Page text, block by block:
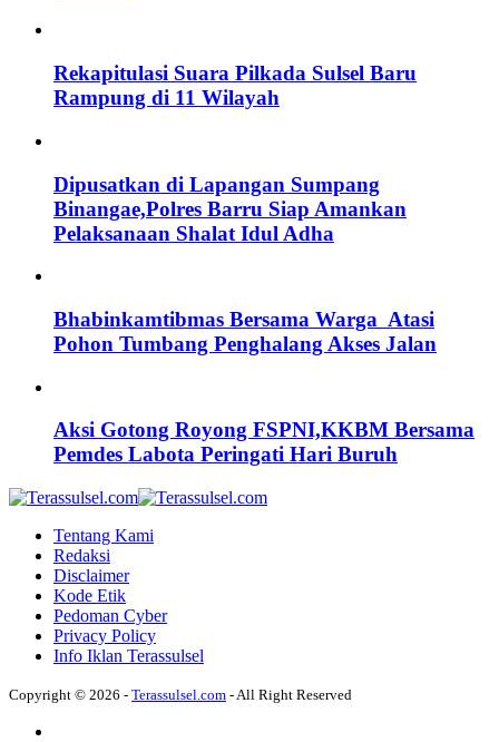
Rekapitulasi Suara Pilkada Sulsel Baru
Rampung di 11 Wilayah
Dipusatkan di Lapangan Sumpang
Binangae,Polres Barru Siap Amankan
Pelaksanaan Shalat Idul Adha
Bhabinkamtibmas Bersama Warga Atasi
Pohon Tumbang Penghalang Akses Jalan
Aksi Gotong Royong FSPNI,KKBM Bersama
Pemdes Labota Peringati Hari Buruh
Tentang Kami
Redaksi
Disclaimer
Kode Etik
Pedoman Cyber
Privacy Policy
Info Iklan Terassulsel
Copyright © 2026 - Terassulsel.com - All Right Reserved